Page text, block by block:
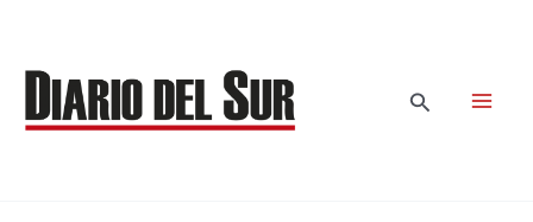
contenido
Buscar